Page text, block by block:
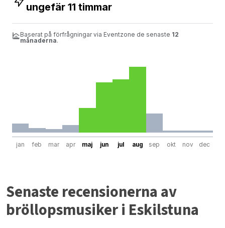
ungefär 11 timmar
Baserat på förfrågningar via Eventzone de senaste 12
månaderna.
jan feb mar apr maj jun jul aug sep okt nov dec
Senaste recensionerna av
bröllopsmusiker i Eskilstuna